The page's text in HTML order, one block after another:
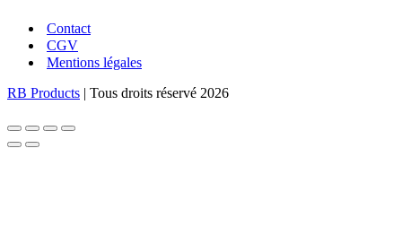
Contact
CGV
Mentions légales
RB Products | Tous droits réservé 2026